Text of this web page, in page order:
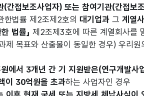
(간접보조사업자) 또는 참여기관(간접보
한법률 제2조제2호의대기업과 그계열사
법률」제2조제3호에 따른 계열회사를
목표와 산출물이 동일한 경우) 우리원
에서 3개년 간 기 지원받은(연구개발사
이 30억원을 초과하는 사업자인 경우